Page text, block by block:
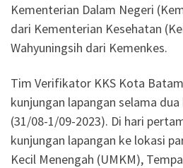
Kementerian Dalam Negeri
dari Kementerian Kesehatan
Wahyuningsih dari Kemenkes.
Tim Verifikator KKS Kota
kunjungan lapangan selama
(31/08-1/09-2023). Di hari
kunjungan lapangan ke lokasi
Kecil Menengah (UMKM),